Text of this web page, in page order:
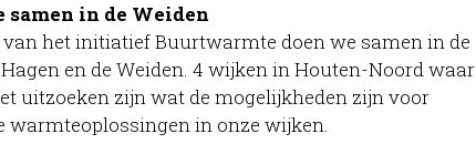
samen in de Weiden
van het initiatief Buurtwarmte doen we samen in de
Hagen en de Weiden. 4 wijken in Houten-Noord waar
uitzoeken zijn wat de mogelijkheden zijn voor
warmteoplossingen in onze wijken.